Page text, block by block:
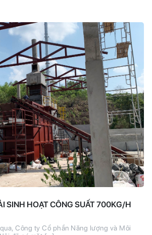
SINH HOẠT CÔNG SUẤT 700KG/H
Công ty Cổ phần Năng lượng và Môi